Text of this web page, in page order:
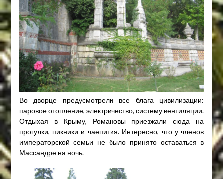
Во дворце предусмотрели все блага цивилизации:
паровое отопление, электричество, систему вентиляции.
Отдыхая в Крыму, Романовы приезжали сюда на
прогулки, пикники и чаепития. Интересно, что у членов
императорской семьи не было принято оставаться в
Массандре на ночь.